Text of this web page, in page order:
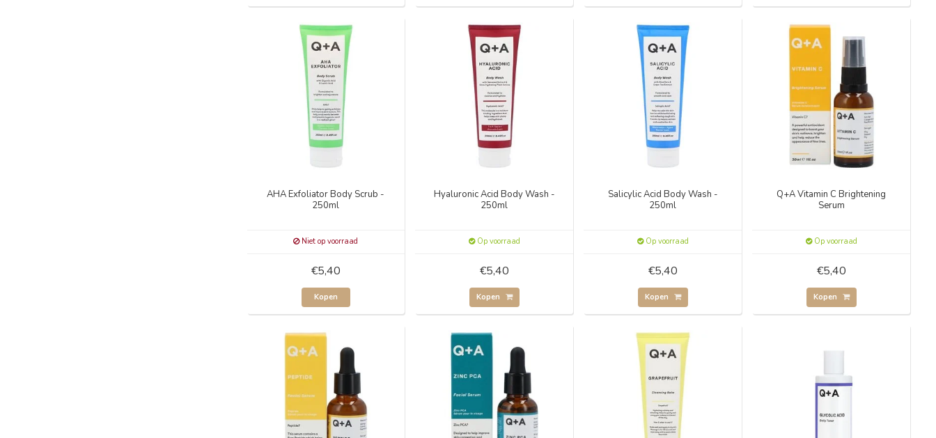
AHA Exfoliator Body Scrub -
250ml
Niet op voorraad
€5,40
Kopen
Hyaluronic Acid Body Wash -
250ml
Op voorraad
€5,40
Kopen
Salicylic Acid Body Wash -
250ml
Op voorraad
€5,40
Kopen
Q+A Vitamin C Brightening
Serum
Op voorraad
€5,40
Kopen